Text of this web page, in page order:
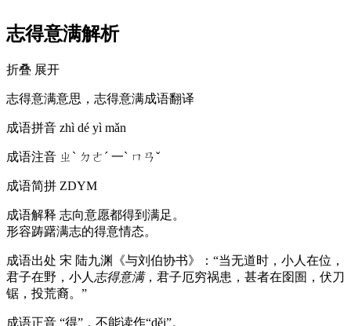
志得意满解析
折叠 展开
志得意满意思，志得意满成语翻译
成语拼音 zhì dé yì mǎn
成语注音 ㄓˋ ㄉㄜˊ 一ˋ ㄇㄢˇ
成语简拼 ZDYM
成语解释 志向意愿都得到满足。
形容踌躇满志的得意情态。
成语出处 宋 陆九渊《与刘伯协书》：“当无道时，小人在位，
君子在野，小人 志得意满，君子厄穷祸患，甚者在囹圄，伏刀
锯，投荒裔。”
成语正音 “得”，不能读作“děi”。